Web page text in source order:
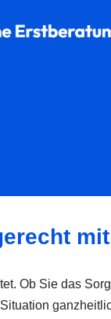
Ob Sie das